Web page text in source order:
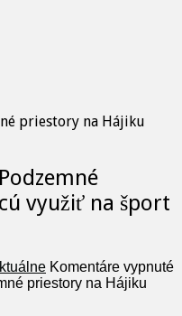
využiť na šport
Komentáre vypnuté
priestory na Hájiku